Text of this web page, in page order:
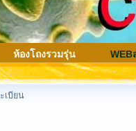
ห้องโถงรวมรุ่น WEB
เบียน